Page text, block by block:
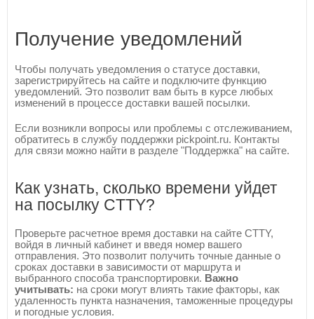
Получение уведомлений
Чтобы получать уведомления о статусе доставки,
зарегистрируйтесь на сайте и подключите функцию
уведомлений. Это позволит вам быть в курсе любых
изменений в процессе доставки вашей посылки.
Если возникли вопросы или проблемы с отслеживанием,
обратитесь в службу поддержки pickpoint.ru. Контакты
для связи можно найти в разделе "Поддержка" на сайте.
Как узнать, сколько времени уйдет
на посылку CTTY?
Проверьте расчетное время доставки на сайте CTTY,
войдя в личный кабинет и введя номер вашего
отправления. Это позволит получить точные данные о
сроках доставки в зависимости от маршрута и
выбранного способа транспортировки. Важно
учитывать: на сроки могут влиять такие факторы, как
удаленность пункта назначения, таможенные процедуры
и погодные условия.